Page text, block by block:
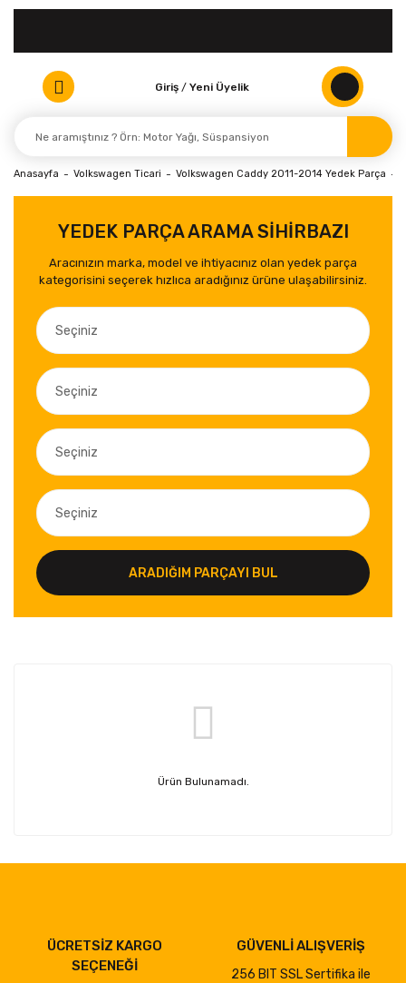
Giriş / Yeni Üyelik
Anasayfa Volkswagen Ticari Volkswagen Caddy 2011-2014 Yedek Parça
YEDEK PARÇA ARAMA SİHİRBAZI
Aracınızın marka, model ve ihtiyacınız olan yedek parça
kategorisini seçerek hızlıca aradığınız ürüne ulaşabilirsiniz.
ARADIĞIM PARÇAYI BUL
Ürün Bulunamadı.
ÜCRETSİZ KARGO
SEÇENEĞİ
GÜVENLİ ALIŞVERİŞ
256 BIT SSL Sertifika ile